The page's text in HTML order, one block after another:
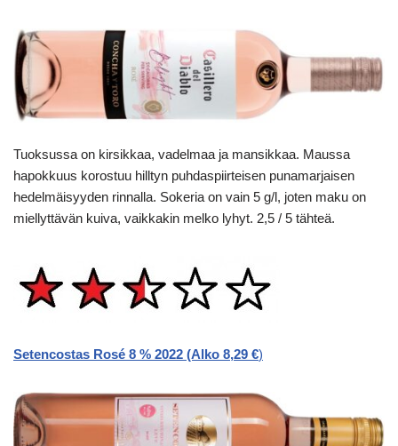
Tuoksussa on kirsikkaa, vadelmaa ja mansikkaa. Maussa
hapokkuus korostuu hilltyn puhdaspiirteisen punamarjaisen
hedelmäisyyden rinnalla. Sokeria on vain 5 g/l, joten maku on
miellyttävän kuiva, vaikkakin melko lyhyt. 2,5 / 5 tähteä.
Setencostas Rosé 8 % 2022 (Alko 8,29 €)